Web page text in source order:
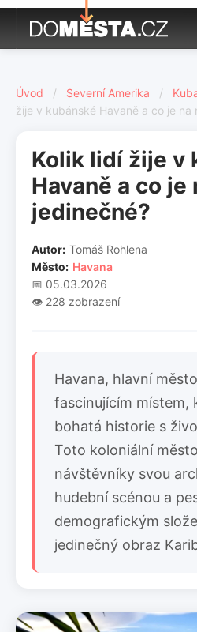
Úvod / Severní Amerika /
žije v kubánské Havaně a co je na
Kolik lidí žije v
Havaně a co je
jedinečné?
Autor: Tomáš Rohlena
Město: Havana
📅 05.03.2026
👁️ 228 zobrazení
Havana, hlavní
fascinujícím místem,
bohatá historie s
Toto koloniální
návštěvníky svou
hudební scénou a
demografickým
jedinečný obraz